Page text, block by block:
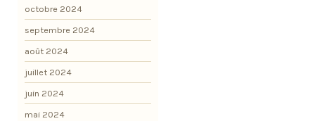
octobre 2024
septembre 2024
août 2024
juillet 2024
juin 2024
mai 2024